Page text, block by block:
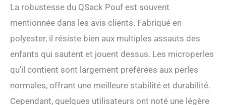
La robustesse du QSack Pouf est souvent
mentionnée dans les avis clients. Fabriqué en
polyester, il résiste bien aux multiples assauts des
enfants qui sautent et jouent dessus. Les microperles
qu’il contient sont largement préférées aux perles
normales, offrant une meilleure stabilité et durabilité.
Cependant, quelques utilisateurs ont noté une légère